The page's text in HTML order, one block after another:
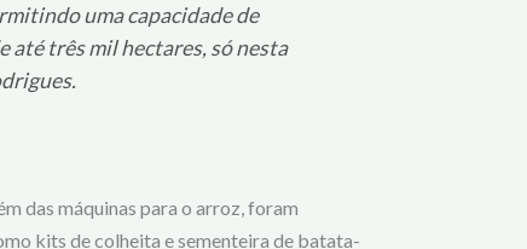
uma capacidade de
até três mil hectares, só nesta
das máquinas para o arroz, foram
kits de colheita e sementeira de batata-